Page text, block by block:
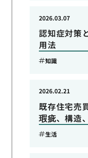
認知症対策
用法
2026.03.07
知識
既存住宅売
瑕疵、構造
2026.02.21
生活